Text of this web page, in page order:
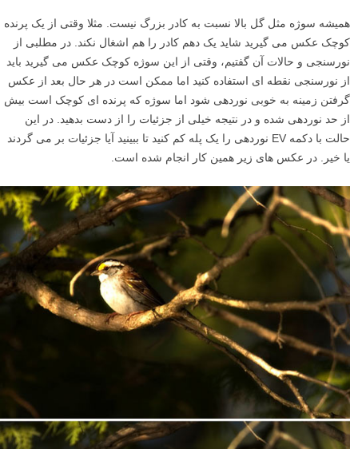
همیشه سوژه مثل گل بالا نسبت به کادر بزرگ نیست. مثلا وقتی از یک پرنده
کوچک عکس می گیرید شاید یک دهم کادر را هم اشغال نکند. در مطلبی از
نورسنجی و حالات آن گفتیم، وقتی از این سوژه کوچک عکس می گیرید باید
از نورسنجی نقطه ای استفاده کنید اما ممکن است در هر حال بعد از عکس
گرفتن زمینه به خوبی نوردهی شود اما سوژه که پرنده ای کوچک است بیش
از حد نوردهی شده و در نتیجه خیلی از جزئیات را از دست بدهید. در این
حالت با دکمه EV نوردهی را یک پله کم کنید تا ببینید آیا جزئیات بر می گردند
یا خیر. در عکس های زیر همین کار انجام شده است.